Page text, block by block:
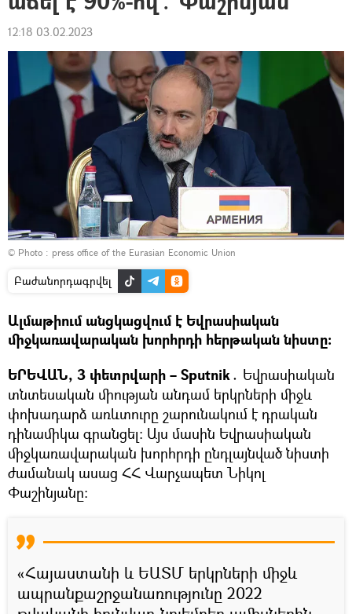
12:18 03.02.2023
© Photo : press office of the Eurasian Economic Union
Բաժանորդագրվել
Ալմաթիում անցկացվում է Եվրասիական
միջկառավարական խորհրդի հերթական նիստը։
ԵՐԵՎԱՆ, 3 փետրվարի – Sputnik․ Եվրասիական
տնտեսական միության անդամ երկրների միջև
փոխադարձ առևտուրը շարունակում է դրական
դինամիկա գրանցել։ Այս մասին Եվրասիական
միջկառավարական խորհրդի ընդլայնված նիստի
ժամանակ ասաց ՀՀ Վարչապետ Նիկոլ
Փաշինյանը։
«Հայաստանի և ԵԱՏՄ երկրների միջև
ապրանքաշրջանառությունը 2022